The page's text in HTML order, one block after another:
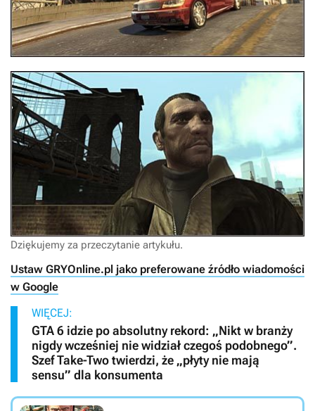
Dziękujemy za przeczytanie artykułu.
Ustaw GRYOnline.pl jako preferowane źródło wiadomości
w Google
WIĘCEJ:
GTA 6 idzie po absolutny rekord: „Nikt w branży
nigdy wcześniej nie widział czegoś podobnego”.
Szef Take-Two twierdzi, że „płyty nie mają
sensu” dla konsumenta